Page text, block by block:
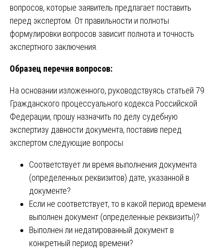
вопросов, которые заявитель предлагает поставить
перед экспертом. От правильности и полноты
формулировки вопросов зависит полнота и точность
экспертного заключения.
Образец перечня вопросов:
На основании изложенного, руководствуясь статьей 79
Гражданского процессуального кодекса Российской
Федерации, прошу назначить по делу судебную
экспертизу давности документа, поставив перед
экспертом следующие вопросы:
Соответствует ли время выполнения документа
(определенных реквизитов) дате, указанной в
документе?
Если не соответствует, то в какой период времени
выполнен документ (определенные реквизиты)?
Выполнен ли недатированный документ в
конкретный период времени?